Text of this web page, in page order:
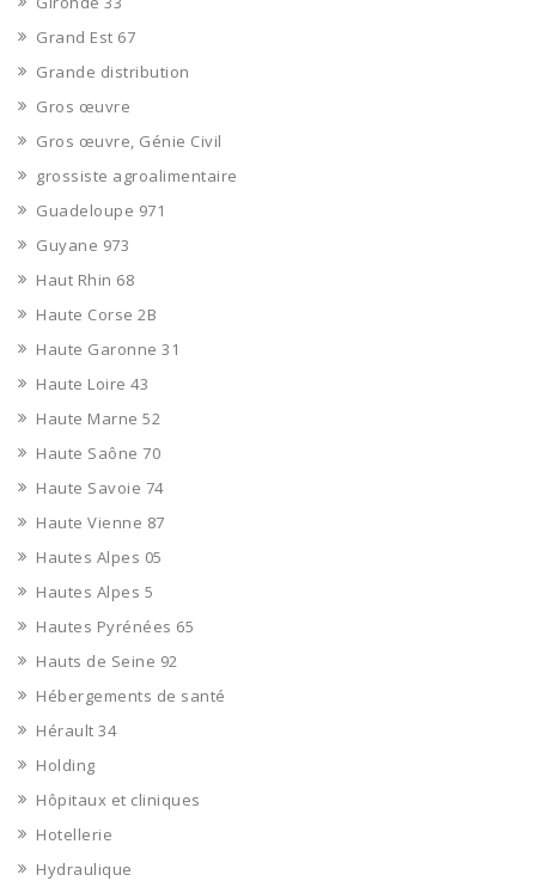
Grand Est 67
Grande distribution
Gros œuvre
Gros œuvre, Génie Civil
grossiste agroalimentaire
Guadeloupe 971
Guyane 973
Haut Rhin 68
Haute Corse 2B
Haute Garonne 31
Haute Loire 43
Haute Marne 52
Haute Saône 70
Haute Savoie 74
Haute Vienne 87
Hautes Alpes 05
Hautes Alpes 5
Hautes Pyrénées 65
Hauts de Seine 92
Hébergements de santé
Hérault 34
Holding
Hôpitaux et cliniques
Hotellerie
Hydraulique